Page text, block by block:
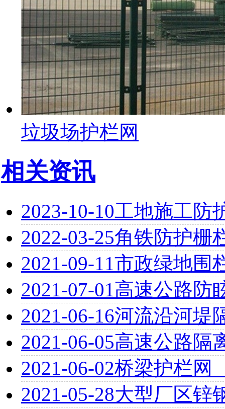
垃圾场护栏网
相关资讯
2023-10-10工地施工防
2022-03-25角铁防护栅
2021-09-11市政绿地围
2021-07-01高速公路防
2021-06-16河流沿河堤
2021-06-05高速公路隔
2021-06-02桥梁护栏网
2021-05-28大型厂区锌